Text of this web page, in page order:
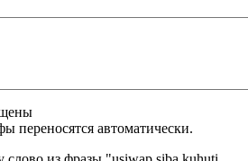
переносятся автоматически.